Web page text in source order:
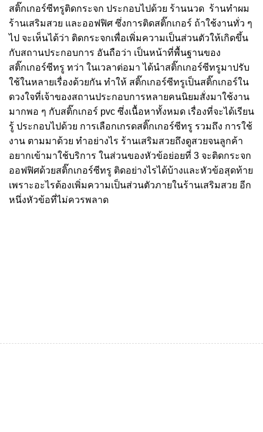
สติ๊กเกอร์ซีทรูติดกระจก ประกอบไปด้วย ร้านนวด ร้านทำผม
ร้านเสริมสวย และออฟฟิศ ซึ่งการติดสติ๊กเกอร์ ถ้าใช้งานทั่ว ๆ
ไป จะเห็นได้ว่า ติดกระจกเพื่อเพิ่มความเป็นส่วนตัวให้เกิดขึ้น
กับสถานประกอบการ อันถือว่า เป็นหน้าที่พื้นฐานของ
สติ๊กเกอร์ซีทรู ทว่า ในเวลาต่อมา ได้นำสติ๊กเกอร์ซีทรูมาปรับ
ใช้ในหลายเรื่องด้วยกัน ทำให้ สติ๊กเกอร์ซีทรูเป็นสติ๊กเกอร์ใน
ดวงใจที่เจ้าของสถานประกอบการหลายคนนิยมสั่งมาใช้งาน
มากพอ ๆ กับสติ๊กเกอร์ pvc ซึ่งเนื้อหาทั้งหมด เรื่องที่จะได้เรียน
รู้ ประกอบไปด้วย การเลือกเกรดสติ๊กเกอร์ซีทรู รวมถึง การใช้
งาน ตามมาด้วย ทำอย่างไร ร้านเสริมสวยถึงดูสวยจนลูกค้า
อยากเข้ามาใช้บริการ ในส่วนของหัวข้อย่อยที่ 3 จะติดกระจก
ออฟฟิศด้วยสติ๊กเกอร์ซีทรู ติดอย่างไรได้บ้างและหัวข้อสุดท้าย
เพราะอะไรต้องเพิ่มความเป็นส่วนตัวภายในร้านเสริมสวย อีก
หนึ่งหัวข้อที่ไม่ควรพลาด